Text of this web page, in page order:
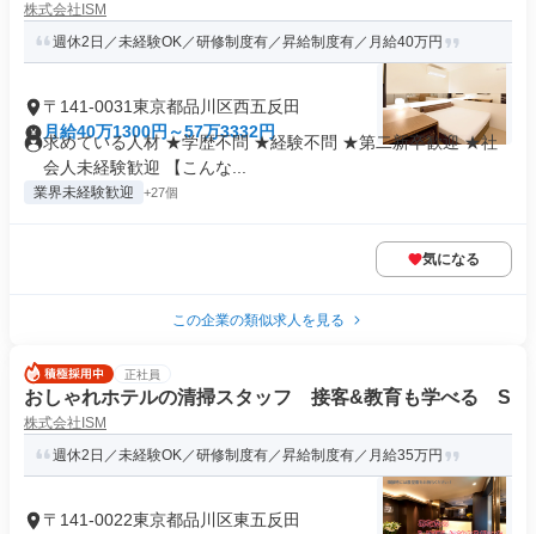
株式会社ISM
週休2日／未経験OK／研修制度有／昇給制度有／月給40万円
〒141-0031東京都品川区西五反田
月給40万1300円～57万3332円
求めている人材 ★学歴不問 ★経験不問 ★第二新卒歓迎 ★社
会人未経験歓迎 【こんな...
業界未経験歓迎 +27個
気になる
この企業の類似求人を見る
正社員
おしゃれホテルの清掃スタッフ 接客&教育も学べる S
株式会社ISM
週休2日／未経験OK／研修制度有／昇給制度有／月給35万円
〒141-0022東京都品川区東五反田